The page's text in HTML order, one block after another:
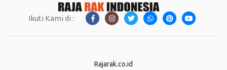
Ikuti Kami di :
Rajarak.co.id